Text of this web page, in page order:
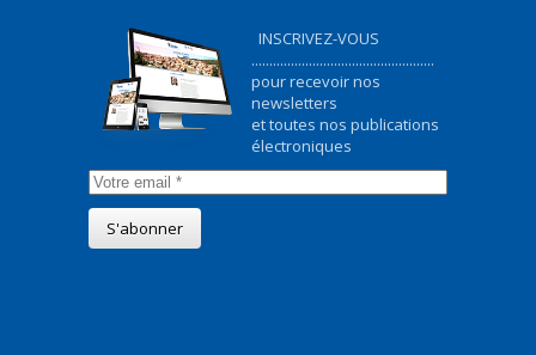
INSCRIVEZ-VOUS
...................................................
pour recevoir nos
newsletters
et toutes nos publications
électroniques